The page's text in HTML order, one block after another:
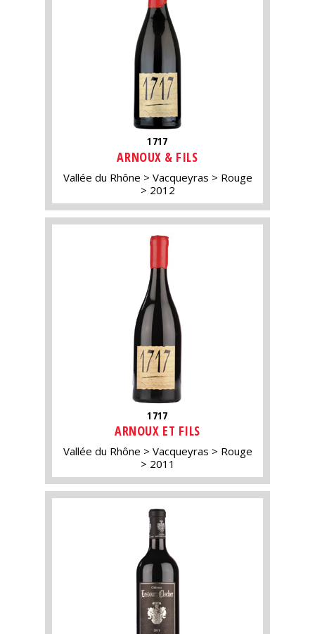
1717
ARNOUX & FILS
Vallée du Rhône Vacqueyras
Rouge
2012
1717
ARNOUX ET FILS
Vallée du Rhône Vacqueyras
Rouge
2011